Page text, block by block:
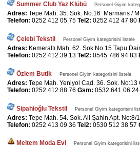
Summer Club Yaz Klübü Personel Giyim
Adres: Tepe Mah. 35. Sok. No:16 Marmaris /
Telefon: 0252 412 05 75 Tel2: 0252 412 47 80
Çelebi Tekstil Personel Giyim kategorisini listele
Adres: Kemeraltı Mah. 62. Sok No:15 Tapu
Telefon: 0252 412 39 13 Tel2: 0545 786 94 83
Özlem Butik Personel Giyim kategorisini listele
Adres: Tepe Mah. Yeniyol Cad. 36. Sok.
Telefon: 0252 412 88 76 Gsm: 0532 641 06 24
Sipahioğlu Tekstil Personel Giyim kategorisini
Adres: Tepe Mah. 54. Sok. Ali Şahin Apt.
Telefon: 0252 413 09 36 Tel2: 0530 512 38 57
Meltem Moda Evi Personel Giyim kategorisini